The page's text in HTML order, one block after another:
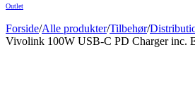
Outlet
Forside/Alle produkter/Tilbehør/
Vivolink 100W USB-C PD Charger inc.